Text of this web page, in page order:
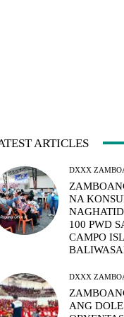
ARTICLES
DXXX
NA
100 PWD
CAMPO
DXXX
ANG